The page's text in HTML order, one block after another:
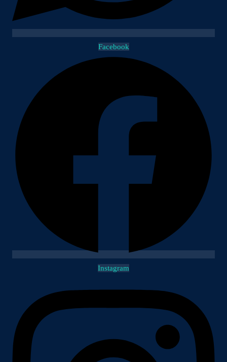
Facebook
Instagram